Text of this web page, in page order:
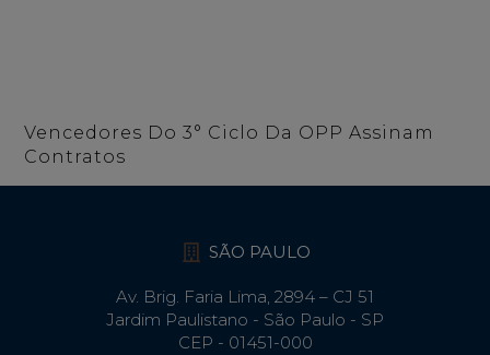
Vencedores Do 3° Ciclo Da OPP Assinam
Contratos
SÃO PAULO
Av. Brig. Faria Lima, 2894 – CJ 51
Jardim Paulistano - São Paulo - SP
CEP - 01451-000